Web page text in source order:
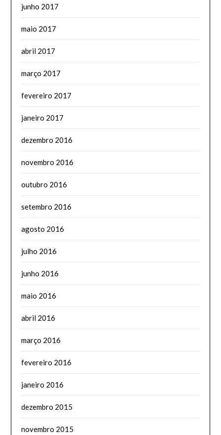
junho 2017
maio 2017
abril 2017
março 2017
fevereiro 2017
janeiro 2017
dezembro 2016
novembro 2016
outubro 2016
setembro 2016
agosto 2016
julho 2016
junho 2016
maio 2016
abril 2016
março 2016
fevereiro 2016
janeiro 2016
dezembro 2015
novembro 2015